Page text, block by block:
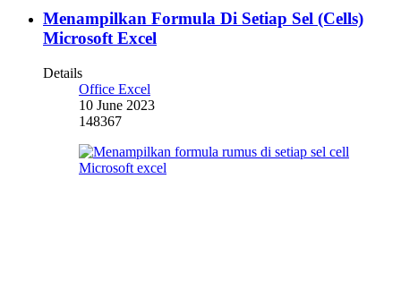
Menampilkan Formula Di Setiap Sel (Cells)
Microsoft Excel
Details
Office Excel
10 June 2023
148367